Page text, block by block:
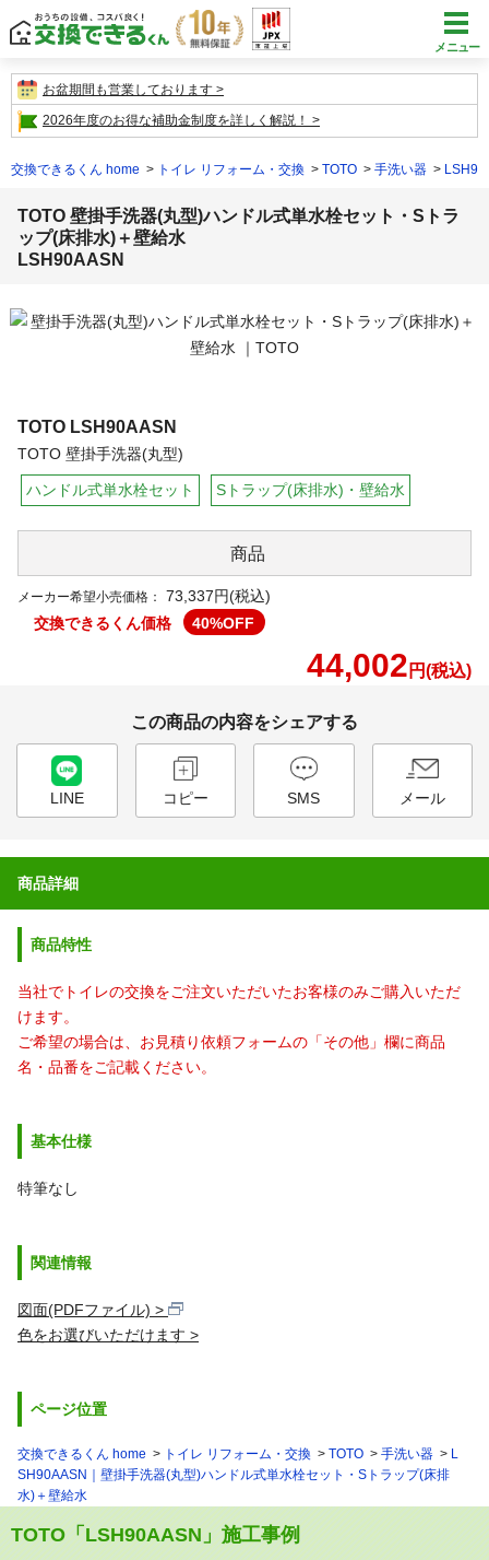
メニュー
お盆期間も営業しております
2026年度のお得な補助金制度を詳しく解説！
交換できるくん home トイレ リフォーム・交換 TOTO 手洗い器
TOTO 壁掛手洗器(丸型)ハンドル式単水栓セット・Sトラ
ップ(床排水)＋壁給水
LSH90AASN
TOTO LSH90AASN
TOTO 壁掛手洗器(丸型)
ハンドル式単水栓セット Sトラップ(床排水)・壁給水
商品
メーカー希望小売価格：
73,337円(税込)
交換できるくん価格
40%OFF
44,002 円(税込)
この商品の内容をシェアする
LINE コピー SMS メール
商品詳細
商品特性
当社でトイレの交換をご注文いただいたお客様のみご購入いただ
けます。
ご希望の場合は、お見積り依頼フォームの「その他」欄に商品
名・品番をご記載ください。
基本仕様
特筆なし
関連情報
図面(PDFファイル)
色をお選びいただけます
ページ位置
交換できるくん home トイレ リフォーム・交換 TOTO 手洗い器
L
SH90AASN｜壁掛手洗器(丸型)ハンドル式単水栓セット・Sトラップ(床排
水)＋壁給水
TOTO「LSH90AASN」施工事例